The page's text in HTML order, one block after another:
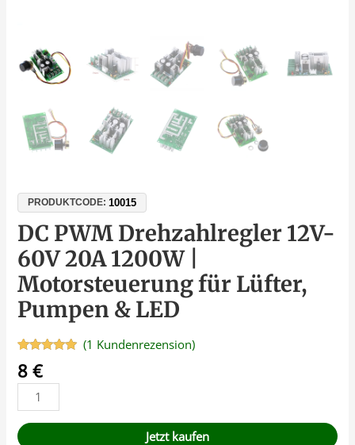
PRODUKTCODE:10015
DC PWM Drehzahlregler 12V-
60V 20A 1200W |
Motorsteuerung für Lüfter,
Pumpen & LED
mit5.00
von 5,
basierend
(1 Kundenrezension)
8€
Jetzt kaufen